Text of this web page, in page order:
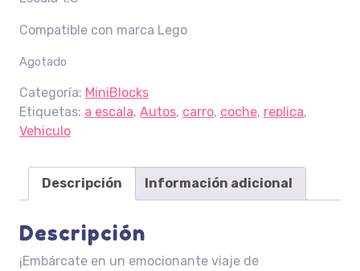
Compatible con marca Lego
Agotado
Categoría: MiniBlocks
Etiquetas: a escala, Autos, carro, coche, replica,
Vehiculo
Descripción Información adicional
Descripción
¡Embárcate en un emocionante viaje de